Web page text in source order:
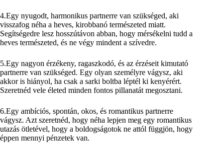
4.Egy nyugodt, harmonikus partnerre van szükséged, aki
visszafog néha a heves, kirobbanó természeted miatt.
Segítségedre lesz hosszútávon abban, hogy mérsékelni tudd a
heves természeted, és ne végy mindent a szívedre.
5.Egy nagyon érzékeny, ragaszkodó, és az érzéseit kimutató
partnerre van szükséged. Egy olyan személyre vágysz, aki
akkor is hiányol, ha csak a sarki boltba léptél ki kenyérért.
Szeretnéd vele életed minden fontos pillanatát megosztani.
6.Egy ambíciós, spontán, okos, és romantikus partnerre
vágysz. Azt szeretnéd, hogy néha lepjen meg egy romantikus
utazás ötletével, hogy a boldogságotok ne attól függjön, hogy
éppen mennyi pénzetek van.